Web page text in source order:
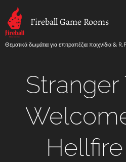
Fireball Game Rooms
Θεματικά δωμάτια για επιτραπέζια παιχνίδια &
Stranger